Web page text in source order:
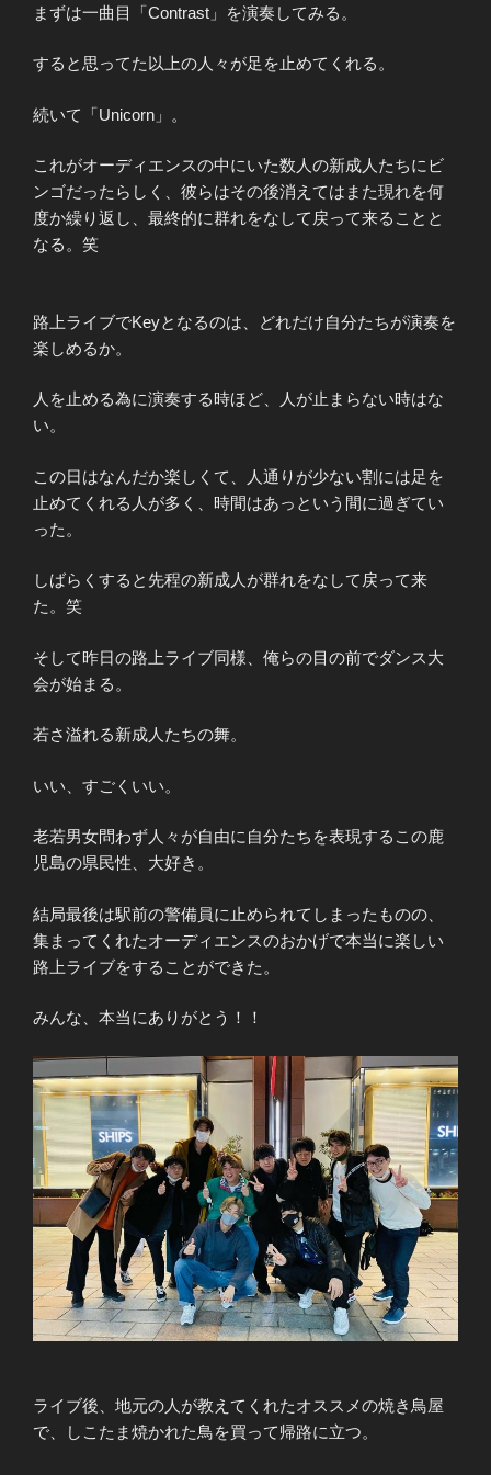
まずは一曲目「Contrast」を演奏してみる。
すると思ってた以上の人々が足を止めてくれる。
続いて「Unicorn」。
これがオーディエンスの中にいた数人の新成人たちにビ
ンゴだったらしく、彼らはその後消えてはまた現れを何
度か繰り返し、最終的に群れをなして戻って来ることと
なる。笑
路上ライブでKeyとなるのは、どれだけ自分たちが演奏を
楽しめるか。
人を止める為に演奏する時ほど、人が止まらない時はな
い。
この日はなんだか楽しくて、人通りが少ない割には足を
止めてくれる人が多く、時間はあっという間に過ぎてい
った。
しばらくすると先程の新成人が群れをなして戻って来
た。笑
そして昨日の路上ライブ同様、俺らの目の前でダンス大
会が始まる。
若さ溢れる新成人たちの舞。
いい、すごくいい。
老若男女問わず人々が自由に自分たちを表現するこの鹿
児島の県民性、大好き。
結局最後は駅前の警備員に止められてしまったものの、
集まってくれたオーディエンスのおかげで本当に楽しい
路上ライブをすることができた。
みんな、本当にありがとう！！
ライブ後、地元の人が教えてくれたオススメの焼き鳥屋
で、しこたま焼かれた鳥を買って帰路に立つ。